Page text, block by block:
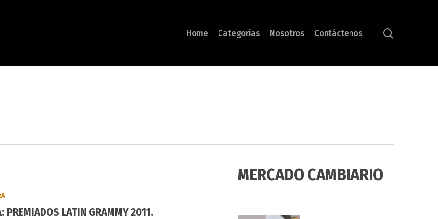
Home Categorias Nosotros Contáctenos
PREMIADOS LATIN GRAMMY 2011.
MERCADO CAMBIARIO